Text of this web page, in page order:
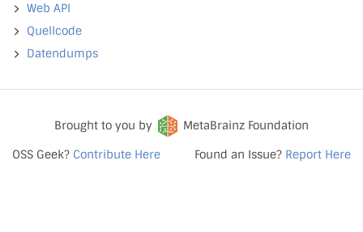
Web API
Quellcode
Datendumps
OSS Geek? Contribute Here
Brought to you by
MetaBrainz Foundation
Found an Issue? Report Here